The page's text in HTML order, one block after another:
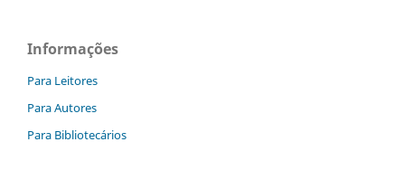
Informações
Para Leitores
Para Autores
Para Bibliotecários